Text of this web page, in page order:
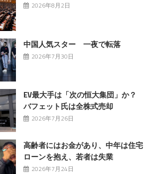
2026年8月2日
中国人気スター 一夜で転落
2026年7月30日
EV最大手は「次の恒大集団」か？
バフェット氏は全株式売却
2026年7月26日
高齢者にはお金があり、中年は住宅
ローンを抱え、若者は失業
2026年7月24日